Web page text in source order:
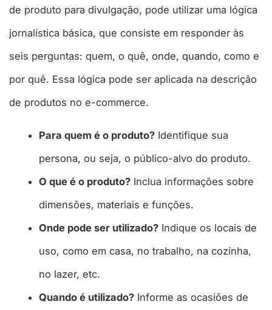
de produto para divulgação, pode utilizar uma lógica
jornalística básica, que consiste em responder às
seis perguntas: quem, o quê, onde, quando, como e
por quê. Essa lógica pode ser aplicada na descrição
de produtos no e-commerce.
Para quem é o produto? Identifique sua
persona, ou seja, o público-alvo do produto.
O que é o produto? Inclua informações sobre
dimensões, materiais e funções.
Onde pode ser utilizado? Indique os locais de
uso, como em casa, no trabalho, na cozinha,
no lazer, etc.
Quando é utilizado? Informe as ocasiões de